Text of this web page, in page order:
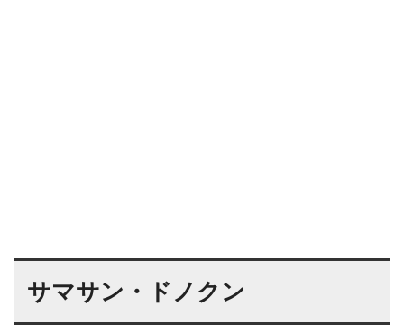
サマサン・ドノクン